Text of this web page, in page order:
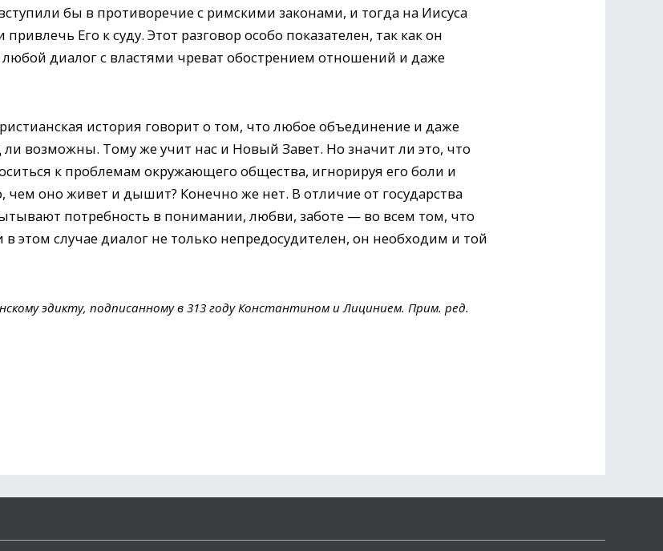
бы в противоречие с римскими законами, и тогда на Иисуса
Его к суду. Этот разговор особо показателен, так как он
диалог с властями чреват обострением отношений и даже
история говорит о том, что любое объединение и даже
ли возможны. Тому же учит нас и Новый Завет. Но значит ли это, что
к проблемам окружающего общества, игнорируя его боли и
чем оно живет и дышит? Конечно же нет. В отличие от государства
потребность в понимании, любви, заботе — во всем том, что
в этом случае диалог не только непредосудителен, он необходим и той
эдикту, подписанному в 313 году Константином и Лицинием. Прим. ред.